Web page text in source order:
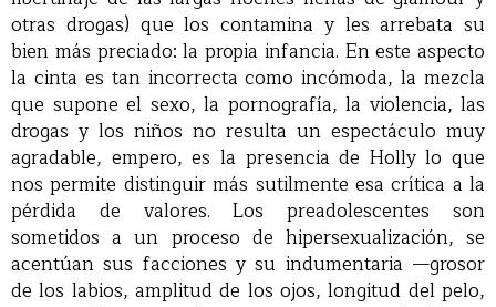
otras drogas) que los contamina y les arrebata su
bien más preciado: la propia infancia. En este aspecto
la cinta es tan incorrecta como incómoda, la mezcla
que supone el sexo, la pornografía, la violencia, las
drogas y los niños no resulta un espectáculo muy
agradable, empero, es la presencia de Holly lo que
nos permite distinguir más sutilmente esa crítica a la
pérdida de valores. Los preadolescentes son
sometidos a un proceso de hipersexualización, se
acentúan sus facciones y su indumentaria —grosor
de los labios, amplitud de los ojos, longitud del pelo,